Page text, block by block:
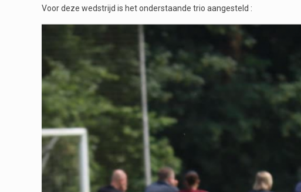
Voor deze wedstrijd is het onderstaande trio aangesteld :